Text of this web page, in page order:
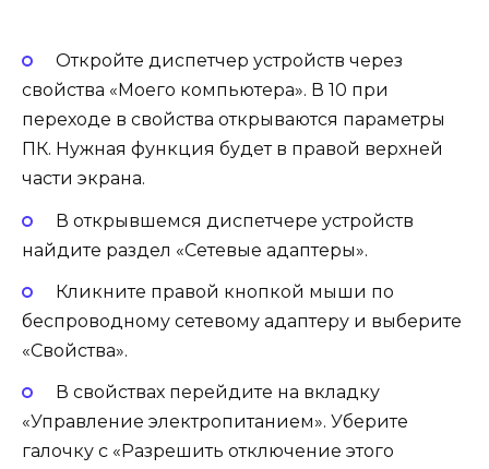
Откройте диспетчер устройств через
свойства «Моего компьютера». В 10 при
переходе в свойства открываются параметры
ПК. Нужная функция будет в правой верхней
части экрана.
В открывшемся диспетчере устройств
найдите раздел «Сетевые адаптеры».
Кликните правой кнопкой мыши по
беспроводному сетевому адаптеру и выберите
«Свойства».
В свойствах перейдите на вкладку
«Управление электропитанием». Уберите
галочку с «Разрешить отключение этого